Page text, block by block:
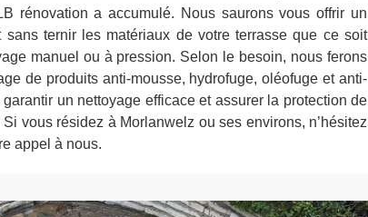
rénovation a accumulé. Nous saurons vous offrir un
sans ternir les matériaux de votre terrasse que ce soit
manuel ou à pression. Selon le besoin, nous ferons
de produits anti-mousse, hydrofuge, oléofuge et anti-
un nettoyage efficace et assurer la protection de
vous résidez à Morlanwelz ou ses environs, n’hésitez
appel à nous.